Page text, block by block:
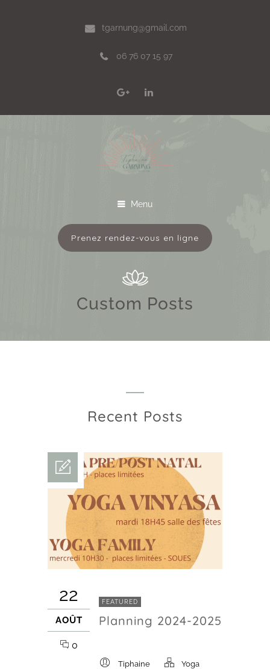
tgarnung@gmail.com
06 76 07 15 97
Menu
Prenez rendez-vous en ligne
Custom Posts
Recent Posts
22
AOÛT
0
FEATURED
Planning 2024-2025
Tiphaine Yoga